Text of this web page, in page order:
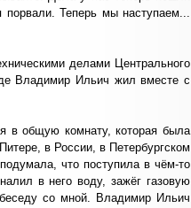
порвали. Теперь мы наступаем...
делами Центрального
Владимир Ильич жил вместе с
в общую комнату, которая была
в России, в Петербургском
что поступила в чём-то
в него воду, зажёг газовую
со мной. Владимир Ильич